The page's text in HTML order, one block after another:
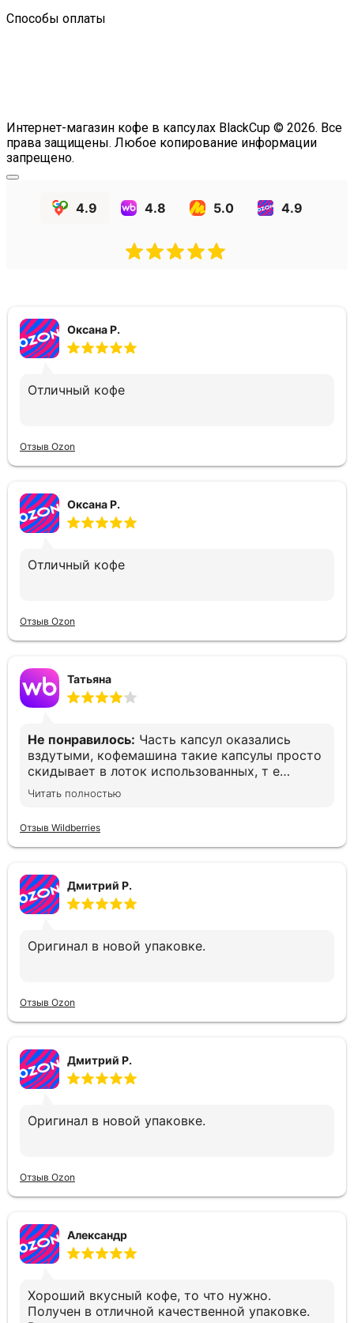
Способы оплаты
Интернет-магазин кофе в капсулах BlackCup © 2026. Все
права защищены. Любое копирование информации
запрещено.
4.9 4.8 5.0 4.9
Оксана Р.
Отличный кофе
Отзыв Ozon
Оксана Р.
Отличный кофе
Отзыв Ozon
Татьяна
Не понравилось: Часть капсул оказались
вздутыми, кофемашина такие капсулы просто
скидывает в лоток использованных, т е
остаёшься без кофе. Печально(
Читать полностью
Отзыв Wildberries
Дмитрий Р.
Оригинал в новой упаковке.
Отзыв Ozon
Дмитрий Р.
Оригинал в новой упаковке.
Отзыв Ozon
Александр
Хороший вкусный кофе, то что нужно.
Получен в отличной качественной упаковке.